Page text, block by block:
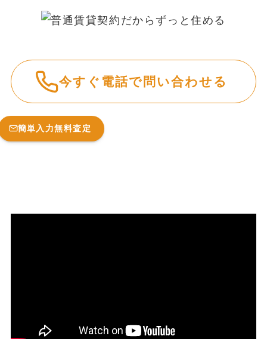
今すぐ電話で問い合わせる
簡単入力無料査定